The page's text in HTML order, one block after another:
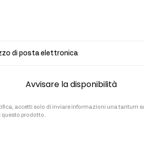
di posta elettronica
Avvisare la disponibilità
accetti solo di inviare informazioni una tantum
prodotto.